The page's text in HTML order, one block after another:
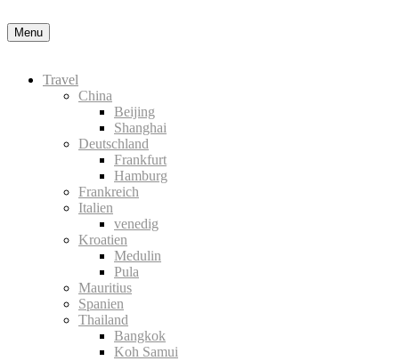
Menu
Travel
China
Beijing
Shanghai
Deutschland
Frankfurt
Hamburg
Frankreich
Italien
venedig
Kroatien
Medulin
Pula
Mauritius
Spanien
Thailand
Bangkok
Koh Samui